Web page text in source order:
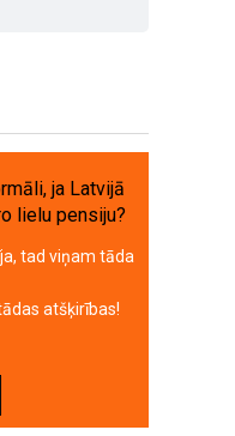
ja Latvijā
lielu pensiju?
tad viņam tāda
atšķirības!